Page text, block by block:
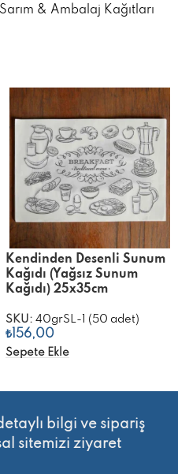
Sarım & Ambalaj Kağıtları
Kendinden Desenli Sunum
Kağıdı (Yağsız Sunum
Kağıdı) 25x35cm
SKU: 40grSL-1 (50 adet)
₺ 156,00
Sepete Ekle
bilgi ve sipariş
sitemizi ziyaret